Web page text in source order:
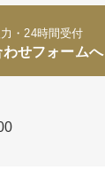
・24時間受付
わせフォームへ